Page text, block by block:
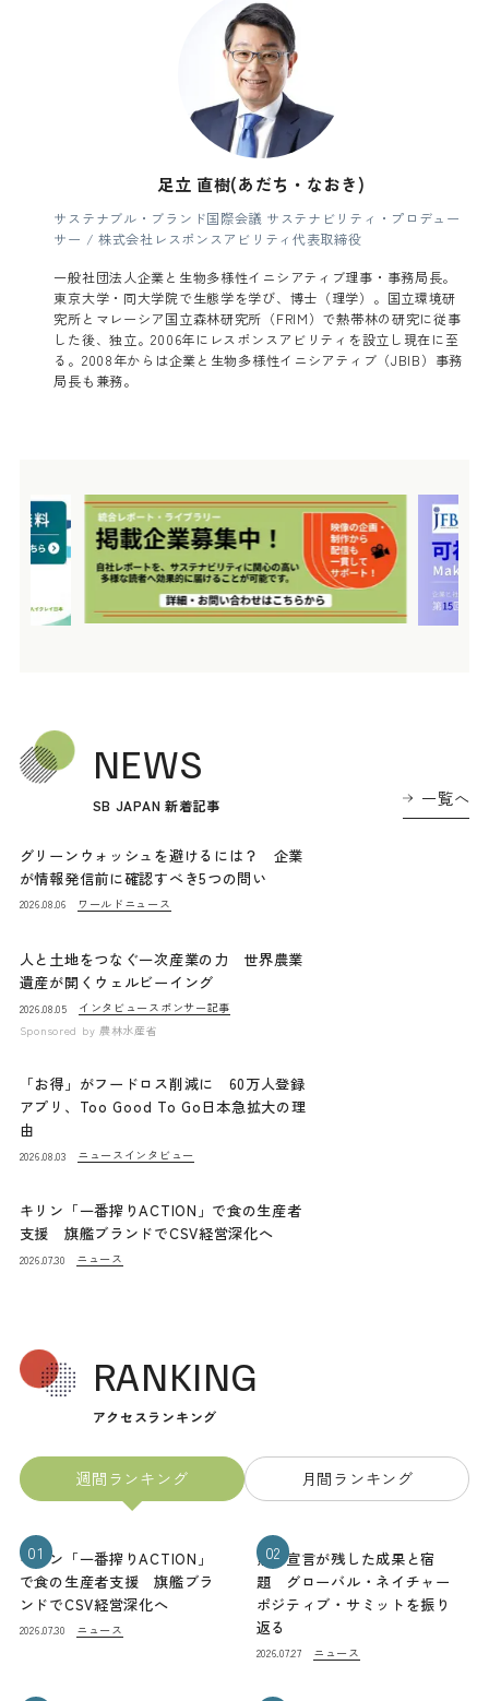
足立 直樹(あだち・なおき)
サステナブル・ブランド国際会議 サステナビリティ・プロデュー
サー / 株式会社レスポンスアビリティ代表取締役
一般社団法人企業と生物多様性イニシアティブ理事・事務局長。
東京大学・同大学院で生態学を学び、博士（理学）。国立環境研
究所とマレーシア国立森林研究所（FRIM）で熱帯林の研究に従事
した後、独立。2006年にレスポンスアビリティを設立し現在に至
る。2008年からは企業と生物多様性イニシアティブ（JBIB）事務
局長も兼務。
NEWS
SB JAPAN 新着記事 一覧へ
グリーンウォッシュを避けるには？ 企業
が情報発信前に確認すべき5つの問い
2026.08.06 ワールドニュース
人と土地をつなぐ一次産業の力 世界農業
遺産が開くウェルビーイング
2026.08.05 インタビュー スポンサー記事
Sponsored by 農林水産省
「お得」がフードロス削減に 60万人登録
アプリ、Too Good To Go日本急拡大の理
由
2026.08.03 ニュース インタビュー
キリン「一番搾りACTION」で食の生産者
支援 旗艦ブランドでCSV経営深化へ
2026.07.30 ニュース
RANKING
アクセスランキング
週間ランキング 月間ランキング
01
キリン「一番搾りACTION」
で食の生産者支援 旗艦ブラ
ンドでCSV経営深化へ
2026.07.30 ニュース
02
熊本宣言が残した成果と宿
題 グローバル・ネイチャー
ポジティブ・サミットを振り
返る
2026.07.27 ニュース